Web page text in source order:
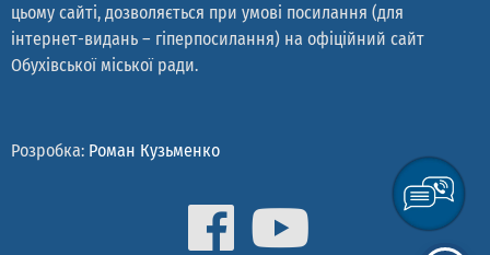
цьому сайті, дозволяється при умові посилання (для
інтернет-видань – гіперпосилання) на офіційний сайт
Обухівської міської ради.
Розробка: Роман Кузьменко